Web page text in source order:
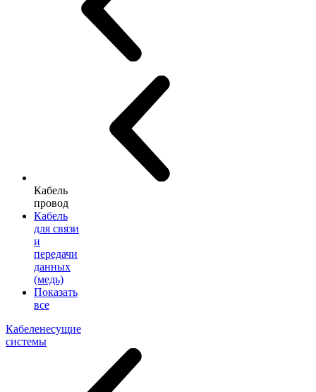
Кабель
провод
Кабель
для связи
и
передачи
данных
(медь)
Показать
все
Кабеленесущие
системы